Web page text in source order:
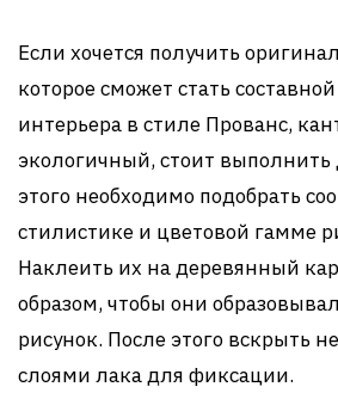
Если хочется получить
которое сможет стать
интерьера в стиле Прованс,
экологичный, стоит
этого необходимо подобрать
стилистике и цветовой гамме
Наклеить их на деревянный
образом, чтобы они
рисунок. После этого вскрыть
слоями лака для фиксации.